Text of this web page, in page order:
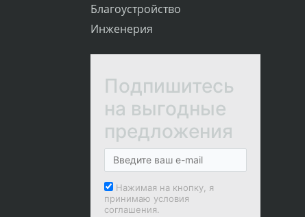
Благоустройство
Инженерия
Подпишитесь
на выгодные
предложения
Нажимая на кнопку, я
принимаю условия
соглашения.